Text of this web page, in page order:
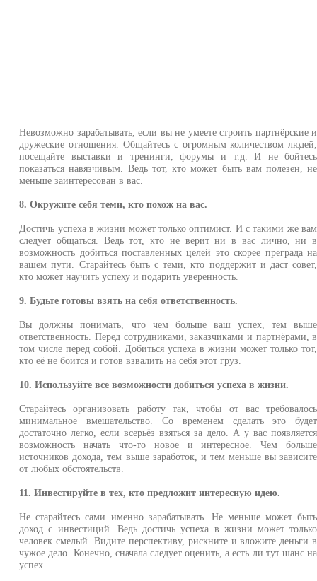
Невозможно зарабатывать, если вы не умеете строить партнёрские и
дружеские отношения. Общайтесь с огромным количеством людей,
посещайте выставки и тренинги, форумы и т.д. И не бойтесь
показаться навязчивым. Ведь тот, кто может быть вам полезен, не
меньше заинтересован в вас.
8. Окружите себя теми, кто похож на вас.
Достичь успеха в жизни может только оптимист. И с такими же вам
следует общаться. Ведь тот, кто не верит ни в вас лично, ни в
возможность добиться поставленных целей это скорее преграда на
вашем пути. Старайтесь быть с теми, кто поддержит и даст совет,
кто может научить успеху и подарить уверенность.
9. Будьте готовы взять на себя ответственность.
Вы должны понимать, что чем больше ваш успех, тем выше
ответственность. Перед сотрудниками, заказчиками и партнёрами, в
том числе перед собой. Добиться успеха в жизни может только тот,
кто её не боится и готов взвалить на себя этот груз.
10. Используйте все возможности добиться успеха в жизни.
Старайтесь организовать работу так, чтобы от вас требовалось
минимальное вмешательство. Со временем сделать это будет
достаточно легко, если всерьёз взяться за дело. А у вас появляется
возможность начать что-то новое и интересное. Чем больше
источников дохода, тем выше заработок, и тем меньше вы зависите
от любых обстоятельств.
11. Инвестируйте в тех, кто предложит интересную идею.
Не старайтесь сами именно зарабатывать. Не меньше может быть
доход с инвестиций. Ведь достичь успеха в жизни может только
человек смелый. Видите перспективу, рискните и вложите деньги в
чужое дело. Конечно, сначала следует оценить, а есть ли тут шанс на
успех.